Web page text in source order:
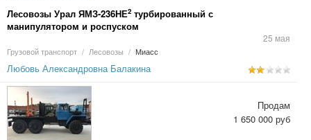
Лесовозы Урал ЯМЗ-236НЕ2 турбированный с
манипулятором и роспуском
25 мая
Грузовой транспорт / Лесовозы / Миасс
Любовь Александровна Балакина
Продам
1 650 000 руб